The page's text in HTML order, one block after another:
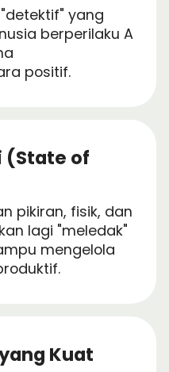
yang
berperilaku A
positif.
(State of
pikiran, fisik, dan
lagi "meledak"
mengelola
Kuat